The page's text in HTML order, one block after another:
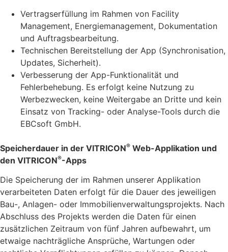
Vertragserfüllung im Rahmen von Facility
Management, Energiemanagement, Dokumentation
und Auftragsbearbeitung.
Technischen Bereitstellung der App (Synchronisation,
Updates, Sicherheit).
Verbesserung der App-Funktionalität und
Fehlerbehebung. Es erfolgt keine Nutzung zu
Werbezwecken, keine Weitergabe an Dritte und kein
Einsatz von Tracking- oder Analyse-Tools durch die
EBCsoft GmbH.
Speicherdauer in der VITRICON® Web-Applikation und
den VITRICON®-Apps
Die Speicherung der im Rahmen unserer Applikation
verarbeiteten Daten erfolgt für die Dauer des jeweiligen
Bau-, Anlagen- oder Immobilienverwaltungsprojekts. Nach
Abschluss des Projekts werden die Daten für einen
zusätzlichen Zeitraum von fünf Jahren aufbewahrt, um
etwaige nachträgliche Ansprüche, Wartungen oder